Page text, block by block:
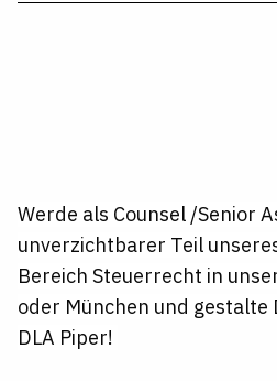
Werde als Counsel /Senior
unverzichtbarer Teil
Bereich Steuerrecht in
oder München und gestalte
DLA Piper!